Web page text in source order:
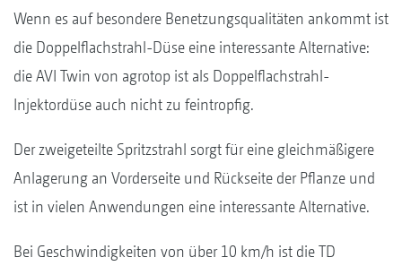
Wenn es auf besondere Benetzungsqualitäten ankommt ist
die Doppelflachstrahl-Düse eine interessante Alternative:
die AVI Twin von agrotop ist als Doppelflachstrahl-
Injektordüse auch nicht zu feintropfig.
Der zweigeteilte Spritzstrahl sorgt für eine gleichmäßigere
Anlagerung an Vorderseite und Rückseite der Pflanze und
ist in vielen Anwendungen eine interessante Alternative.
Bei Geschwindigkeiten von über 10 km/h ist die TD